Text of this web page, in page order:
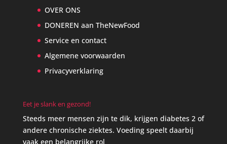
OVER ONS
DONEREN aan TheNewFood
Service en contact
Algemene voorwaarden
Privacyverklaring
Eet je slank en gezond!
Steeds meer mensen zijn te dik, krijgen diabetes 2 of
andere chronische ziektes. Voeding speelt daarbij
vaak een belangrijke rol